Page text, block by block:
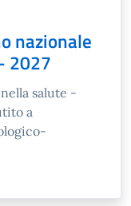
nazionale
2027
salute -
a